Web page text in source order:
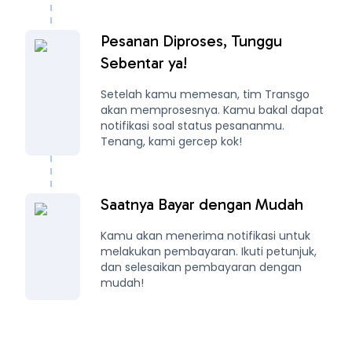
Pesanan Diproses, Tunggu
Sebentar ya!
Setelah kamu memesan, tim Transgo
akan memprosesnya. Kamu bakal dapat
notifikasi soal status pesananmu.
Tenang, kami gercep kok!
Saatnya Bayar dengan Mudah
Kamu akan menerima notifikasi untuk
melakukan pembayaran. Ikuti petunjuk,
dan selesaikan pembayaran dengan
mudah!